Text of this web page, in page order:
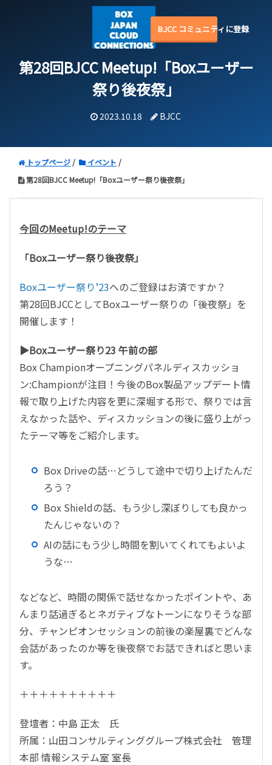
BJCC コミュニティに登録
第28回BJCC Meetup!「Boxユーザー
祭り後夜祭」
2023.10.18 BJCC
トップページ
イベント
第28回BJCC Meetup!「Boxユーザー祭り後夜祭」
今回のMeetup!のテーマ
「Boxユーザー祭り後夜祭」
Boxユーザー祭り’23へのご登録はお済ですか？
第28回BJCCとしてBoxユーザー祭りの「後夜祭」を
開催します！
▶Boxユーザー祭り23 午前の部
Box Championオープニングパネルディスカッショ
ン:Championが注目！今後のBox製品アップデート情
報で取り上げた内容を更に深堀する形で、祭りでは言
えなかった話や、ディスカッションの後に盛り上がっ
たテーマ等をご紹介します。
Box Driveの話…どうして途中で切り上げたんだ
ろう？
Box Shieldの話、もう少し深ぼりしても良かっ
たんじゃないの？
AIの話にもう少し時間を割いてくれてもよいよ
うな…
などなど、時間の関係で話せなかったポイントや、あ
んまり話過ぎるとネガティブなトーンになりそうな部
分、チャンピオンセッションの前後の楽屋裏でどんな
会話があったのか等を後夜祭でお話できればと思いま
す。
＋＋＋＋＋＋＋＋＋＋
登壇者：中島 正太 氏
所属：山田コンサルティンググループ株式会社 管理
本部 情報システム室 室長